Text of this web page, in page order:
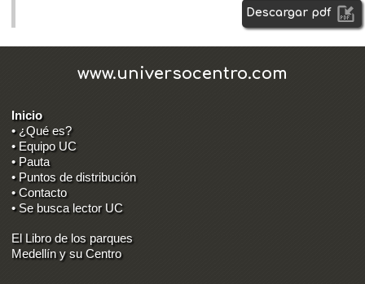
Descargar pdf
www.universocentro.com
Inicio
• ¿Qué es?
• Equipo UC
• Pauta
• Puntos de distribución
• Contacto
• Se busca lector UC
El Libro de los parques
Medellín y su Centro